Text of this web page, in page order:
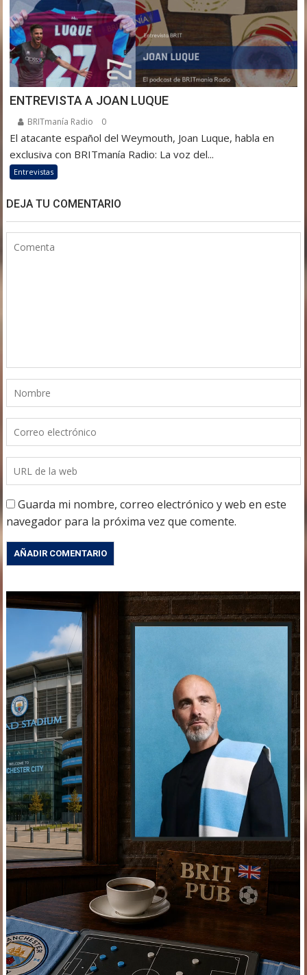
ENTREVISTA A JOAN LUQUE
BRITmanía Radio 0
El atacante español del Weymouth, Joan Luque, habla en
exclusiva con BRITmanía Radio: La voz del...
Entrevistas
DEJA TU COMENTARIO
Guarda mi nombre, correo electrónico y web en este
navegador para la próxima vez que comente.